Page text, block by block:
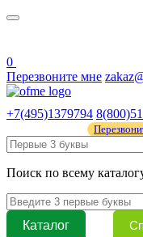
0
Перезвоните мне
+7(495)1379794
Поиск по всему
Каталог